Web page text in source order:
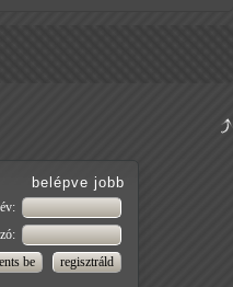
belépve jobb